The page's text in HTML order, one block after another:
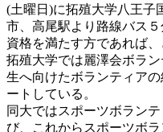
(土曜日)に拓殖大学八王子
市、高尾駅より路線バス
資格を満たす方であれば、
拓殖大学では麗澤会ボラ
生へ向けたボランティア
ートしている。
同大ではスポーツボラン
び、これからスポーツボ